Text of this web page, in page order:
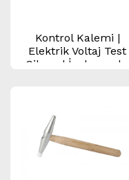
Kontrol Kalemi |
Elektrik Voltaj Test
Cihazı | İzolasyonlu